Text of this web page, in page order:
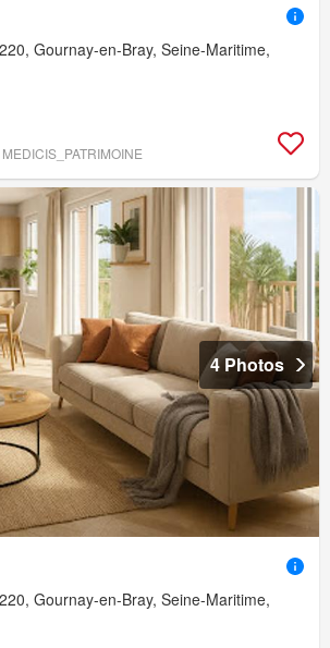
Gournay-en-Bray, Seine-Maritime,
4 Photos
Gournay-en-Bray, Seine-Maritime,